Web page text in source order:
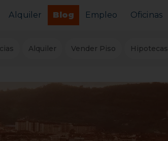
Alquiler Blog Empleo Oficinas
Alquiler Vender Piso Hipotecas